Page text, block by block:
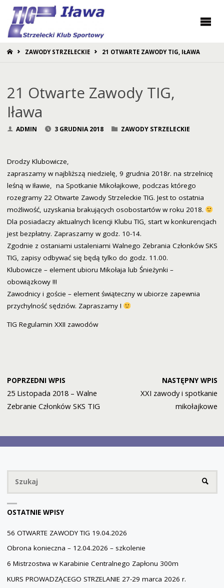
STRONA
ZAWODY STRZELECKIE 21 OTWARTE ZAWODY TIG, IŁAWA
21 Otwarte Zawody TIG,
Iława
ADMIN 3 GRUDNIA 2018 ZAWODY STRZELECKIE
Drodzy Klubowicze,
zapraszamy w najbliższą niedzielę, 9 grudnia 2018r. na strzelnicę
leśną w Iławie, na Spotkanie Mikołajkowe, podczas którego
rozegramy 22 Otwarte Zawody Strzeleckie TIG. Jest to ostatnia
możliwość, uzyskania brakujących osobostartów w roku 2018.
Dla posiadaczy aktualnych licencji Klubu TIG, start w konkurencjach
jest bezpłatny. Zapraszamy w godz. 10-14.
Zgodnie z ostaniami ustaleniami Walnego Zebrania Członków SKS
TIG, zapisy odbywać się będą tylko do godz. 11.00.
Klubowicze – element ubioru Mikołaja lub Śnieżynki –
obowiązkowy !!!
Zawodnicy i goście – element świąteczny w ubiorze zapewnia
przychylność sędziów. Zapraszamy !
TIG Regulamin XXII zawodów
POPRZEDNI WPIS
25 Listopada 2018 – Walne
Zebranie Członków SKS TIG
NASTĘPNY WPIS
XXI zawody i spotkanie
mikołajkowe
OSTATNIE WPISY
56 OTWARTE ZAWODY TIG 19.04.2026
Obrona konieczna – 12.04.2026 – szkolenie
6 Mistrzostwa w Karabinie Centralnego Zapłonu 300m
KURS PROWADZĄCEGO STRZELANIE 27-29 marca 2026 r.